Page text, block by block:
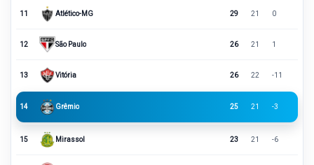
11 Atlético-MG 29 21 0
12 São Paulo 26 21 1
13 Vitória 26 22 -11
14 Grêmio 25 21 -3
15 Mirassol 23 21 -6